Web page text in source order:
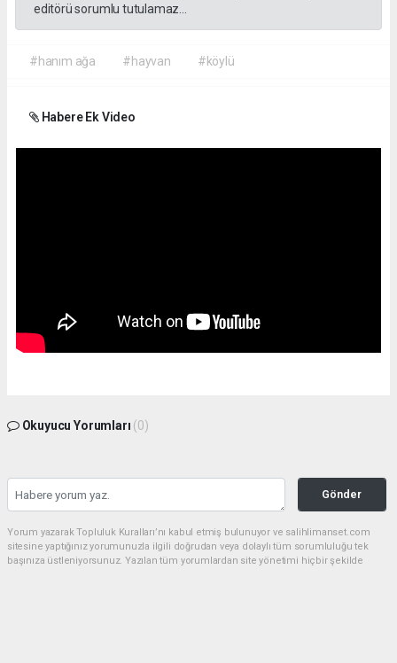
editörü sorumlu tutulamaz...
#hanım ağa #hayvan #köylü
Habere Ek Video
Okuyucu Yorumları (0)
Gönder
Yorum yazarak Topluluk Kuralları’nı kabul etmiş bulunuyor ve salihlimanset.com
sitesine yaptığınız yorumunuzla ilgili doğrudan veya dolaylı tüm sorumluluğu tek
başınıza üstleniyorsunuz. Yazılan tüm yorumlardan site yönetimi hiçbir şekilde